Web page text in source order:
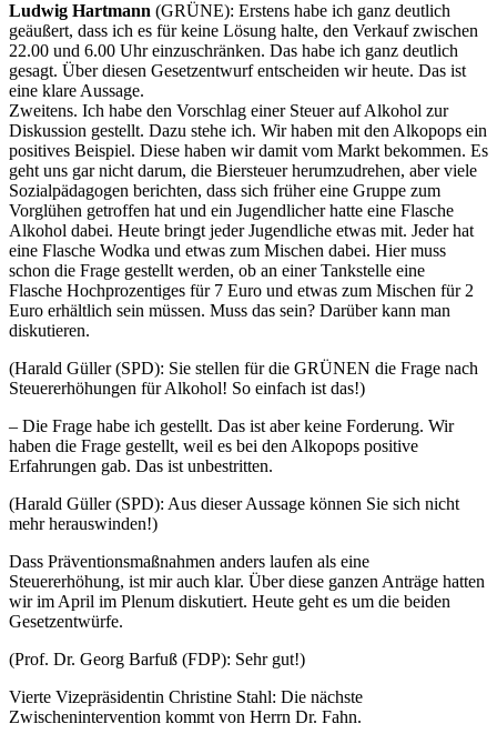
Ludwig Hartmann (GRÜNE): Erstens habe ich ganz deutlich
geäußert, dass ich es für keine Lösung halte, den Verkauf zwischen
22.00 und 6.00 Uhr einzuschränken. Das habe ich ganz deutlich
gesagt. Über diesen Gesetzentwurf entscheiden wir heute. Das ist
eine klare Aussage.
Zweitens. Ich habe den Vorschlag einer Steuer auf Alkohol zur
Diskussion gestellt. Dazu stehe ich. Wir haben mit den Alkopops ein
positives Beispiel. Diese haben wir damit vom Markt bekommen. Es
geht uns gar nicht darum, die Biersteuer herumzudrehen, aber viele
Sozialpädagogen berichten, dass sich früher eine Gruppe zum
Vorglühen getroffen hat und ein Jugendlicher hatte eine Flasche
Alkohol dabei. Heute bringt jeder Jugendliche etwas mit. Jeder hat
eine Flasche Wodka und etwas zum Mischen dabei. Hier muss
schon die Frage gestellt werden, ob an einer Tankstelle eine
Flasche Hochprozentiges für 7 Euro und etwas zum Mischen für 2
Euro erhältlich sein müssen. Muss das sein? Darüber kann man
diskutieren.
(Harald Güller (SPD): Sie stellen für die GRÜNEN die Frage nach
Steuererhöhungen für Alkohol! So einfach ist das!)
– Die Frage habe ich gestellt. Das ist aber keine Forderung. Wir
haben die Frage gestellt, weil es bei den Alkopops positive
Erfahrungen gab. Das ist unbestritten.
(Harald Güller (SPD): Aus dieser Aussage können Sie sich nicht
mehr herauswinden!)
Dass Präventionsmaßnahmen anders laufen als eine
Steuererhöhung, ist mir auch klar. Über diese ganzen Anträge hatten
wir im April im Plenum diskutiert. Heute geht es um die beiden
Gesetzentwürfe.
(Prof. Dr. Georg Barfuß (FDP): Sehr gut!)
Vierte Vizepräsidentin Christine Stahl: Die nächste
Zwischenintervention kommt von Herrn Dr. Fahn.